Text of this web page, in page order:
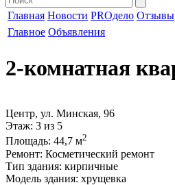
Главная Новости PROдело Отзывы
Главное Объявления
2-комнатная
Центр, ул. Минская, 96
Этаж: 3 из 5
Площадь: 44,7 м2
Ремонт: Косметический ремонт
Тип здания: кирпичные
Модель здания: хрущевка